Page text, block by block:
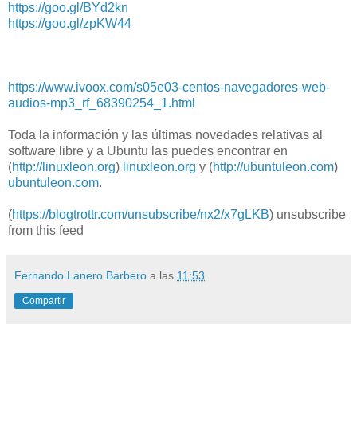
https://goo.gl/BYd2kn
https://goo.gl/zpKW44
https://www.ivoox.com/s05e03-centos-navegadores-web-
audios-mp3_rf_68390254_1.html
Toda la información y las últimas novedades relativas al
software libre y a Ubuntu las puedes encontrar en
(http://linuxleon.org) linuxleon.org y (http://ubuntuleon.com)
ubuntuleon.com.
(https://blogtrottr.com/unsubscribe/nx2/x7gLKB) unsubscribe
from this feed
Fernando Lanero Barbero a las 11:53
Compartir